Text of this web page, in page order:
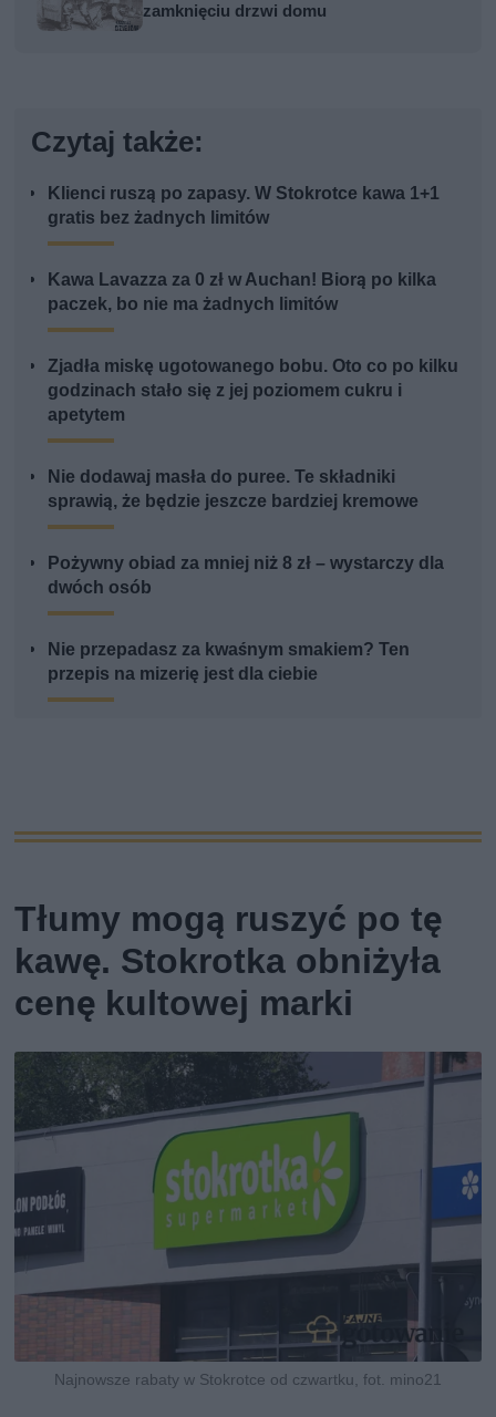
zamknięciu drzwi domu
Czytaj także:
Klienci ruszą po zapasy. W Stokrotce kawa 1+1
gratis bez żadnych limitów
Kawa Lavazza za 0 zł w Auchan! Biorą po kilka
paczek, bo nie ma żadnych limitów
Zjadła miskę ugotowanego bobu. Oto co po kilku
godzinach stało się z jej poziomem cukru i
apetytem
Nie dodawaj masła do puree. Te składniki
sprawią, że będzie jeszcze bardziej kremowe
Pożywny obiad za mniej niż 8 zł – wystarczy dla
dwóch osób
Nie przepadasz za kwaśnym smakiem? Ten
przepis na mizerię jest dla ciebie
Tłumy mogą ruszyć po tę
kawę. Stokrotka obniżyła
cenę kultowej marki
Najnowsze rabaty w Stokrotce od czwartku, fot. mino21